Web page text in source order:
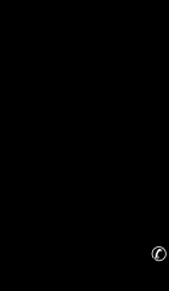
Desain
Desain
Fasad
Desain
✆